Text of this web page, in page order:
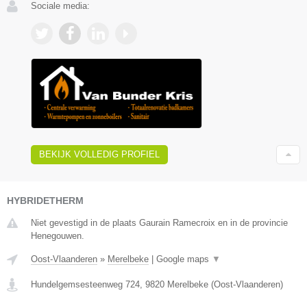
Sociale media:
BEKIJK VOLLEDIG PROFIEL
HYBRIDETHERM
Niet gevestigd in de plaats Gaurain Ramecroix en in de provincie
Henegouwen.
Oost-Vlaanderen » Merelbeke | Google maps ▼
Hundelgemsesteenweg 724 9820 Merelbeke (Oost-Vlaanderen)